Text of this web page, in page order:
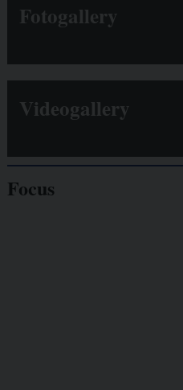
Fotogallery
Videogallery
Focus